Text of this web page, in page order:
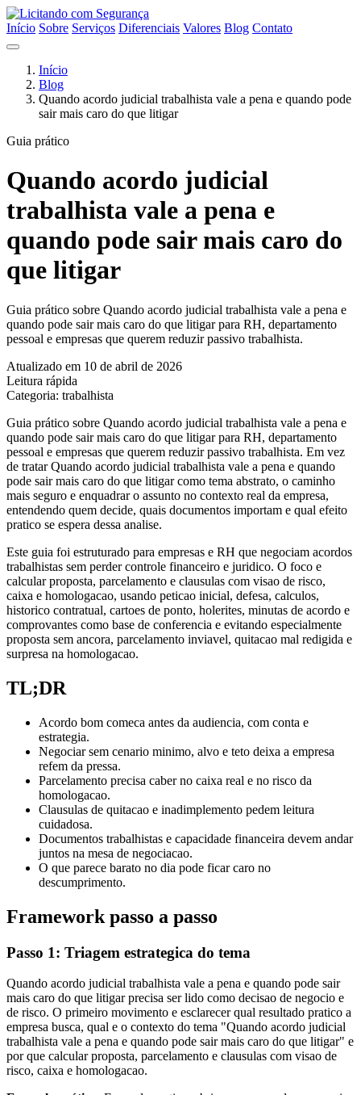
Início Sobre Serviços Diferenciais Valores Blog Contato
Início
Blog
Quando acordo judicial trabalhista vale a pena e quando pode
sair mais caro do que litigar
Guia prático
Quando acordo judicial
trabalhista vale a pena e
quando pode sair mais caro do
que litigar
Guia prático sobre Quando acordo judicial trabalhista vale a pena e
quando pode sair mais caro do que litigar para RH, departamento
pessoal e empresas que querem reduzir passivo trabalhista.
Atualizado em 10 de abril de 2026
Leitura rápida
Categoria: trabalhista
Guia prático sobre Quando acordo judicial trabalhista vale a pena e
quando pode sair mais caro do que litigar para RH, departamento
pessoal e empresas que querem reduzir passivo trabalhista. Em vez
de tratar Quando acordo judicial trabalhista vale a pena e quando
pode sair mais caro do que litigar como tema abstrato, o caminho
mais seguro e enquadrar o assunto no contexto real da empresa,
entendendo quem decide, quais documentos importam e qual efeito
pratico se espera dessa analise.
Este guia foi estruturado para empresas e RH que negociam acordos
trabalhistas sem perder controle financeiro e juridico. O foco e
calcular proposta, parcelamento e clausulas com visao de risco,
caixa e homologacao, usando peticao inicial, defesa, calculos,
historico contratual, cartoes de ponto, holerites, minutas de acordo e
comprovantes como base de conferencia e evitando especialmente
proposta sem ancora, parcelamento inviavel, quitacao mal redigida e
surpresa na homologacao.
TL;DR
Acordo bom comeca antes da audiencia, com conta e
estrategia.
Negociar sem cenario minimo, alvo e teto deixa a empresa
refem da pressa.
Parcelamento precisa caber no caixa real e no risco da
homologacao.
Clausulas de quitacao e inadimplemento pedem leitura
cuidadosa.
Documentos trabalhistas e capacidade financeira devem andar
juntos na mesa de negociacao.
O que parece barato no dia pode ficar caro no
descumprimento.
Framework passo a passo
Passo 1: Triagem estrategica do tema
Quando acordo judicial trabalhista vale a pena e quando pode sair
mais caro do que litigar precisa ser lido como decisao de negocio e
de risco. O primeiro movimento e esclarecer qual resultado pratico a
empresa busca, qual e o contexto do tema "Quando acordo judicial
trabalhista vale a pena e quando pode sair mais caro do que litigar" e
por que calcular proposta, parcelamento e clausulas com visao de
risco, caixa e homologacao.